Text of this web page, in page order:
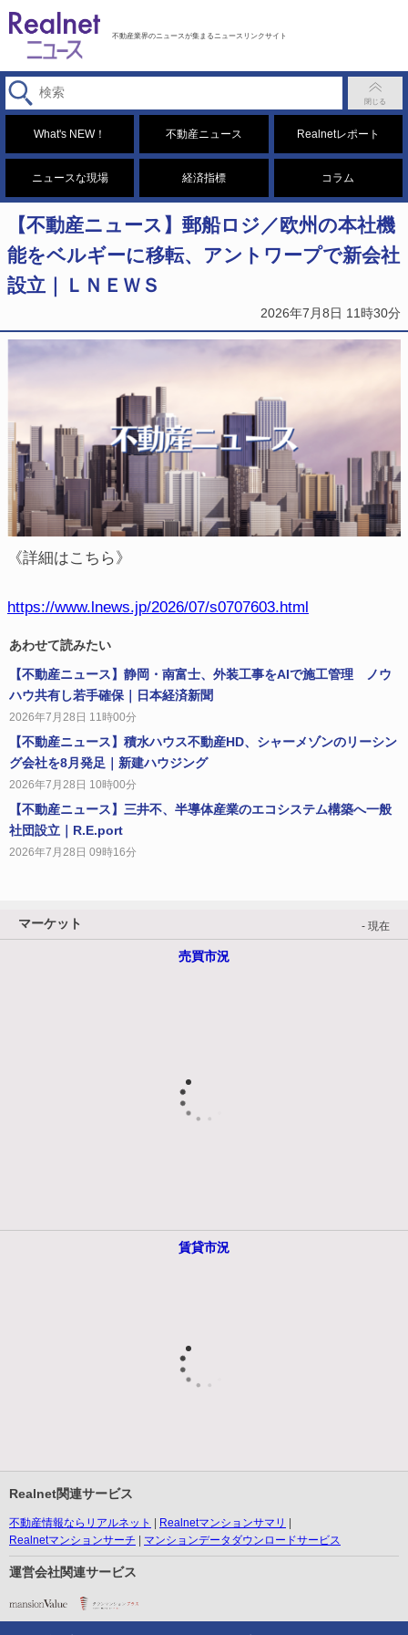
不動産業界のニュースが集まるニュースリンクサイト
What's NEW！ 不動産ニュース Realnetレポート
ニュースな現場 経済指標 コラム
【不動産ニュース】郵船ロジ／欧州の本社機
能をベルギーに移転、アントワープで新会社
設立｜ＬＮＥＷＳ
2026年7月8日 11時30分
《詳細はこちら》
https://www.lnews.jp/2026/07/s0707603.html
あわせて読みたい
【不動産ニュース】静岡・南富士、外装工事をAIで施工管理 ノウ
ハウ共有し若手確保｜日本経済新聞
2026年7月28日 11時00分
【不動産ニュース】積水ハウス不動産HD、シャーメゾンのリーシン
グ会社を8月発足｜新建ハウジング
2026年7月28日 10時00分
【不動産ニュース】三井不、半導体産業のエコシステム構築へ一般
社団設立｜R.E.port
2026年7月28日 09時16分
マーケット - 現在
売買市況
賃貸市況
Realnet関連サービス
不動産情報ならリアルネット
Realnetマンションサマリ
Realnetマンションサーチ
マンションデータダウンロードサービス
運営会社関連サービス